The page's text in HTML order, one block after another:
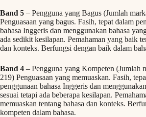
Band 5 – Pengguna yang Bagus (Jumlah
Penguasaan yang bagus. Fasih, tepat dalam
bahasa Inggeris dan menggunakan bahasa
ada sedikit kesilapan. Pemahaman yang baik
dan konteks. Berfungsi dengan baik dalam
Band 4 – Pengguna yang Kompeten (Jumlah
219) Penguasaan yang memuaskan. Fasih,
penggunaan bahasa Inggeris dan
sesuai tetapi ada beberapa kesilapan.
memuaskan tentang bahasa dan konteks.
kompeten dalam bahasa.